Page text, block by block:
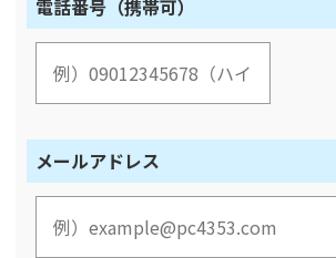
電話番号（携帯可）
メールアドレス